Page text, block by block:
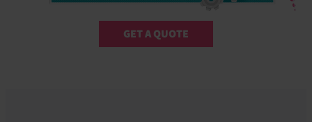
GET A QUOTE